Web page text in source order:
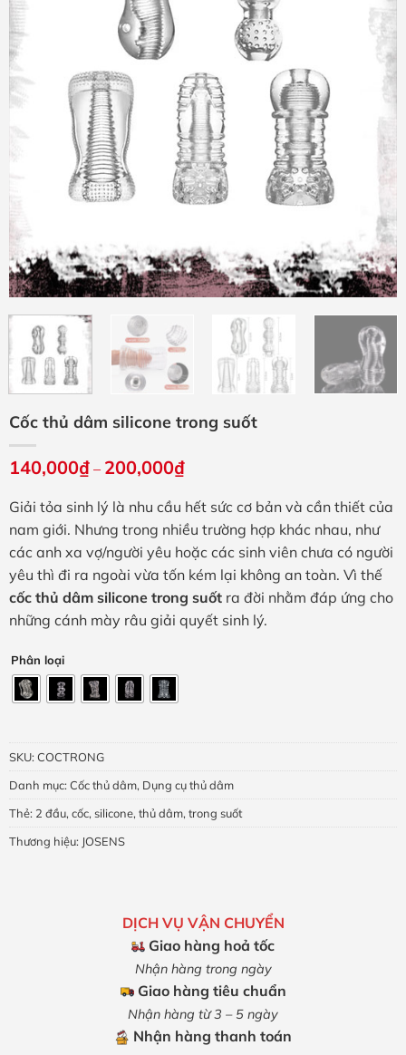
Cốc thủ dâm silicone trong suốt
140,000₫ – 200,000₫Khoảng
giá:
140,000₫
đến
200,000₫
Giải tỏa sinh lý là nhu cầu hết sức cơ bản và cần thiết của
nam giới. Nhưng trong nhiều trường hợp khác nhau, như
các anh xa vợ/người yêu hoặc các sinh viên chưa có người
yêu thì đi ra ngoài vừa tốn kém lại không an toàn. Vì thế
cốc thủ dâm silicone trong suốt ra đời nhằm đáp ứng cho
những cánh mày râu giải quyết sinh lý.
Phân loại
SKU: COCTRONG
Danh mục: Cốc thủ dâm, Dụng cụ thủ dâm
Thẻ: 2 đầu, cốc, silicone, thủ dâm, trong suốt
Thương hiệu: JOSENS
DỊCH VỤ VẬN CHUYỂN
Giao hàng hoả tốc
Nhận hàng trong ngày
Giao hàng tiêu chuẩn
Nhận hàng từ 3 – 5 ngày
Nhận hàng thanh toán